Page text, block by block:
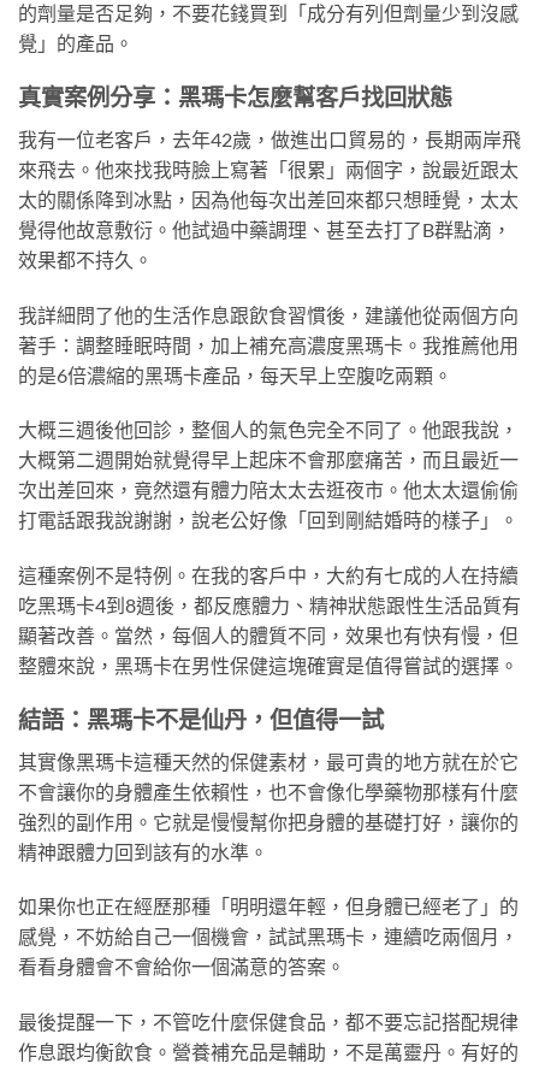
的劑量是否足夠，不要花錢買到「成分有列但劑量少到沒感
覺」的產品。
真實案例分享：黑瑪卡怎麼幫客戶找回狀態
我有一位老客戶，去年42歲，做進出口貿易的，長期兩岸飛
來飛去。他來找我時臉上寫著「很累」兩個字，說最近跟太
太的關係降到冰點，因為他每次出差回來都只想睡覺，太太
覺得他故意敷衍。他試過中藥調理、甚至去打了B群點滴，
效果都不持久。
我詳細問了他的生活作息跟飲食習慣後，建議他從兩個方向
著手：調整睡眠時間，加上補充高濃度黑瑪卡。我推薦他用
的是6倍濃縮的黑瑪卡產品，每天早上空腹吃兩顆。
大概三週後他回診，整個人的氣色完全不同了。他跟我說，
大概第二週開始就覺得早上起床不會那麼痛苦，而且最近一
次出差回來，竟然還有體力陪太太去逛夜市。他太太還偷偷
打電話跟我說謝謝，說老公好像「回到剛結婚時的樣子」。
這種案例不是特例。在我的客戶中，大約有七成的人在持續
吃黑瑪卡4到8週後，都反應體力、精神狀態跟性生活品質有
顯著改善。當然，每個人的體質不同，效果也有快有慢，但
整體來說，黑瑪卡在男性保健這塊確實是值得嘗試的選擇。
結語：黑瑪卡不是仙丹，但值得一試
其實像黑瑪卡這種天然的保健素材，最可貴的地方就在於它
不會讓你的身體產生依賴性，也不會像化學藥物那樣有什麼
強烈的副作用。它就是慢慢幫你把身體的基礎打好，讓你的
精神跟體力回到該有的水準。
如果你也正在經歷那種「明明還年輕，但身體已經老了」的
感覺，不妨給自己一個機會，試試黑瑪卡，連續吃兩個月，
看看身體會不會給你一個滿意的答案。
最後提醒一下，不管吃什麼保健食品，都不要忘記搭配規律
作息跟均衡飲食。營養補充品是輔助，不是萬靈丹。有好的